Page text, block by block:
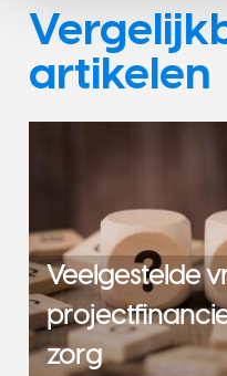
artikelen
Veelgestelde
zorg